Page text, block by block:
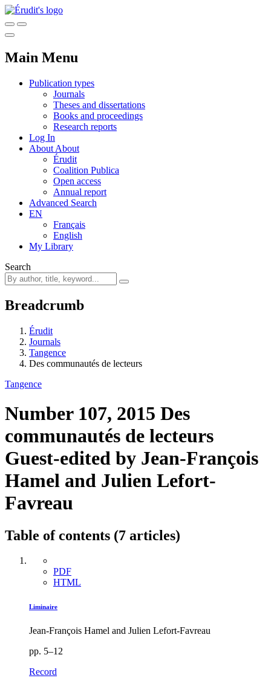
Main Menu
Publication types
Journals
Theses and dissertations
Books and proceedings
Research reports
Log In
About About
Érudit
Coalition Publica
Open access
Annual report
Advanced Search
EN
Français
English
My Library
Search
Breadcrumb
Érudit
Journals
Tangence
Des communautés de lecteurs
Tangence
Number 107, 2015 Des
communautés de lecteurs
Guest-edited by Jean-François
Hamel and Julien Lefort-
Favreau
Table of contents (7 articles)
PDF
HTML
Liminaire
Jean-François Hamel and Julien Lefort-Favreau
pp. 5–12
Record